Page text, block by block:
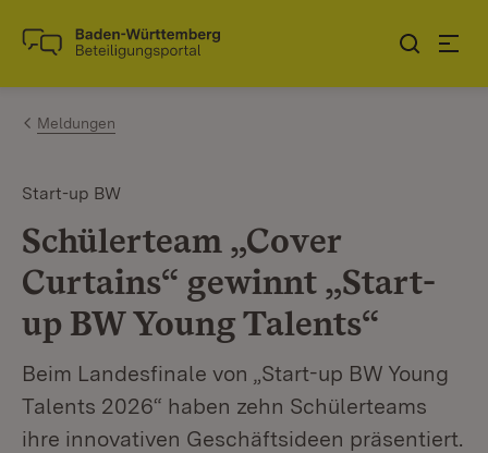
Zum Inhalt springen
Link zur Startseite
Meldungen
Start-up BW
Schülerteam „Cover
Curtains“ gewinnt „Start-
up BW Young Talents“
Beim Landesfinale von „Start-up BW Young
Talents 2026“ haben zehn Schülerteams
ihre innovativen Geschäftsideen präsentiert.